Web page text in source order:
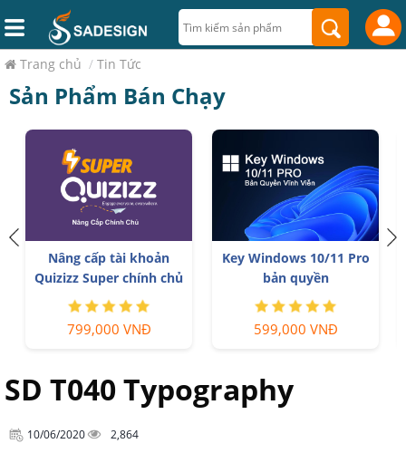
Trang chủ / Tin Tức
Sản Phẩm Bán Chạy
Nâng cấp tài khoản
Capture One chính hãng
350,000 VNĐ
Tài khoản Zoom Pro Chính
Chủ Giá Rẻ
199,000 VNĐ
SD T040 Typography
10/06/2020 2,864